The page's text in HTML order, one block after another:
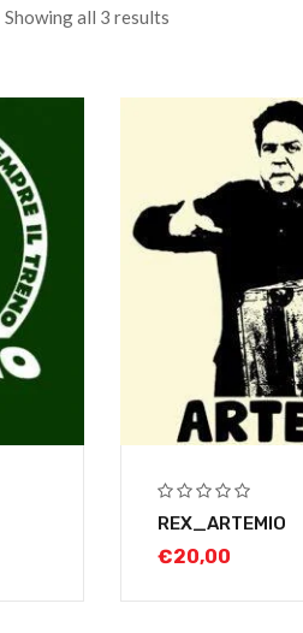
Showing all 3 results
REX_ARTEMIO
€20,00